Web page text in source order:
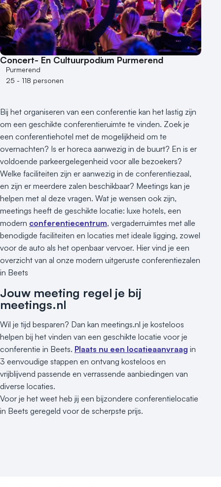
Concert- En Cultuurpodium Purmerend
Purmerend
25 - 118 personen
Bij het organiseren van een conferentie kan het lastig zijn
om een geschikte conferentieruimte te vinden. Zoek je
een conferentiehotel met de mogelijkheid om te
overnachten? Is er horeca aanwezig in de buurt? En is er
voldoende parkeergelegenheid voor alle bezoekers?
Welke faciliteiten zijn er aanwezig in de conferentiezaal,
en zijn er meerdere zalen beschikbaar? Meetings kan je
helpen met al deze vragen. Wat je wensen ook zijn,
meetings heeft de geschikte locatie: luxe hotels, een
modern conferentiecentrum, vergaderruimtes met alle
benodigde faciliteiten en locaties met ideale ligging, zowel
voor de auto als het openbaar vervoer. Hier vind je een
overzicht van al onze modern uitgeruste conferentiezalen
in Beets
Jouw meeting regel je bij
meetings.nl
Wil je tijd besparen? Dan kan meetings.nl je kosteloos
helpen bij het vinden van een geschikte locatie voor je
conferentie in Beets. Plaats nu een locatieaanvraag in
3 eenvoudige stappen en ontvang kosteloos en
vrijblijvend passende en verrassende aanbiedingen van
diverse locaties.
Voor je het weet heb jij een bijzondere conferentielocatie
in Beets geregeld voor de scherpste prijs.